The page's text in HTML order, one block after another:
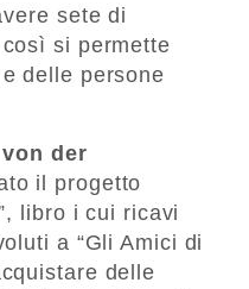
sete di
si permette
delle persone
der
il progetto
libro i cui ricavi
a “Gli Amici di
delle